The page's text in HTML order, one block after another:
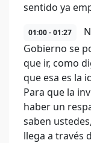
sentido ya
01:00 - 01:27
Gobierno se
que ir, como
que esa es la
Para que la
haber un
saben
llega a través